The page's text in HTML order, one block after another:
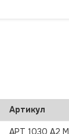
Артикул
АРТ 1030 А2 M